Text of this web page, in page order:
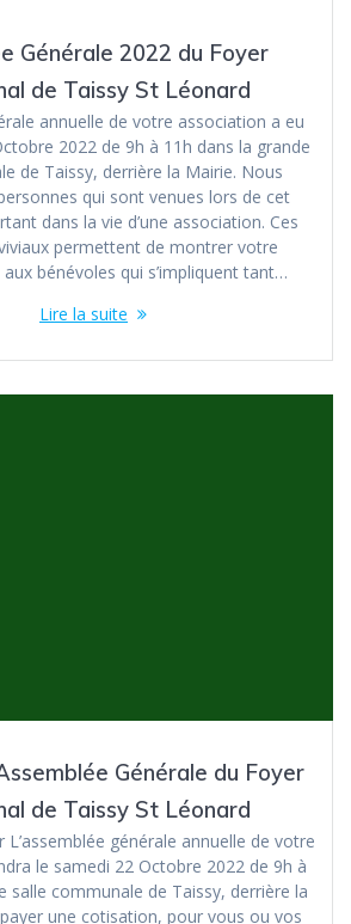
Générale 2022 du Foyer
de Taissy St Léonard
annuelle de votre association a eu
2022 de 9h à 11h dans la grande
de Taissy, derrière la Mairie. Nous
qui sont venues lors de cet
dans la vie d’une association. Ces
permettent de montrer votre
bénévoles qui s’impliquent tant…
Lire la suite
Générale du Foyer
de Taissy St Léonard
générale annuelle de votre
le samedi 22 Octobre 2022 de 9h à
salle communale de Taissy, derrière la
une cotisation, pour vous ou vos